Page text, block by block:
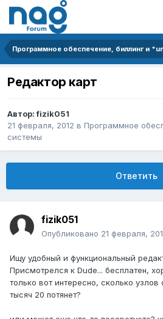
Программное обеспечение, биллинг и
Редактор карт
Автор:fizik051
21 февраля, 2012 в Программное
системы
Ответить
fizik051
Опубликовано 21 февраля,
Ищу удобный и функциональный
Присмотрелся к Dude... бесплатен,
только вот интересно, сколько узлов
тысяч 20 потянет?